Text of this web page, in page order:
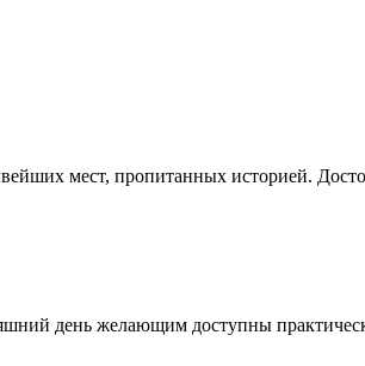
мест, пропитанных историей.
день желающим доступны